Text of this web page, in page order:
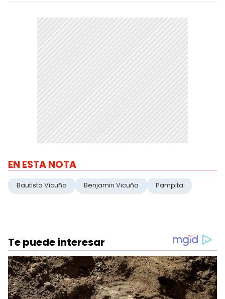
EN ESTA NOTA
Bautista Vicuña Benjamin Vicuña Pampita